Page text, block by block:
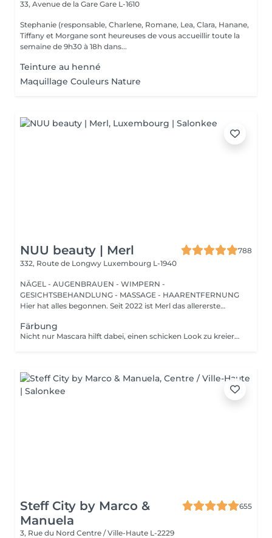
33, Avenue de la Gare Gare L-1610
Stephanie (responsable, Charlene, Romane, Lea, Clara, Hanane,
Tiffany et Morgane sont heureuses de vous accueillir toute la
semaine de 9h30 à 18h dans...
Teinture au henné
Maquillage Couleurs Nature
NUU beauty | Merl
788
332, Route de Longwy Luxembourg L-1940
NÄGEL - AUGENBRAUEN - WIMPERN -
GESICHTSBEHANDLUNG - MASSAGE - HAARENTFERNUNG
Hier hat alles begonnen. Seit 2022 ist Merl das allererste
Färbung
Nicht nur Mascara hilft dabei, einen schicken Look zu kreieren, sondern auch das Färben Ihrer Wimpern! Wie wird das Wimpern färben durchgeführt? - Wimpern werden gewaschen - Augencreme wird aufgetragen - Klebeband und die Patches werden aufgetragen - färben - Klebeband und die Patches werden entfernt Altersbeschränkungen: empfohlenes Mindestalter ab 14 Jahren. Empfehlungen nach dem Eingriff: die Wimpern 24 Stunden nach dem Eingriff nicht nass machen. Frequenz: einmal in 2-3 Wochen.
Steff City by Marco &
Manuela
655
3, Rue du Nord Centre / Ville-Haute L-2229